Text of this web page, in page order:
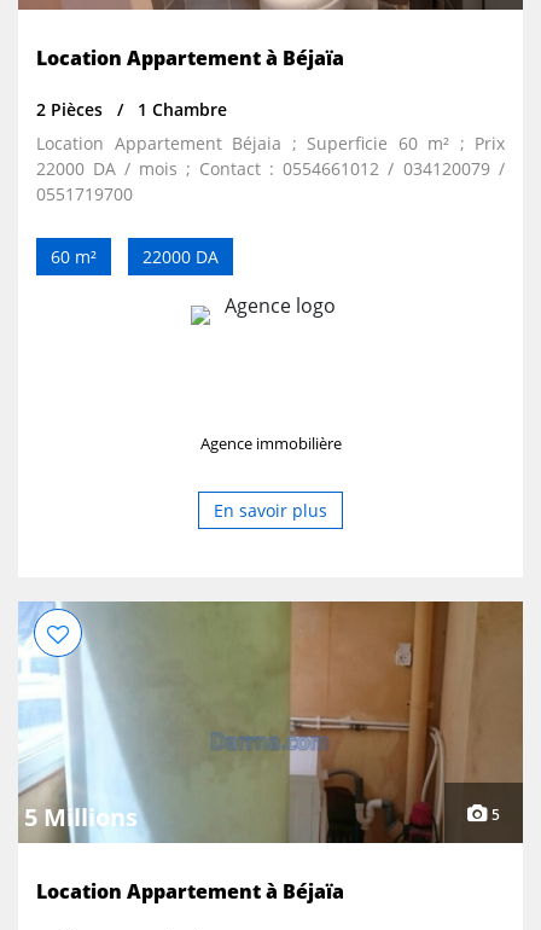
Location Appartement à Béjaïa
2 Pièces
1 Chambre
Location Appartement Béjaia ; Superficie 60 m² ; Prix
22000 DA / mois ; Contact : 0554661012 / 034120079 /
0551719700
60 m² 22000 DA
Agence immobilière
En savoir plus
5 Millions 5
Location Appartement à Béjaïa